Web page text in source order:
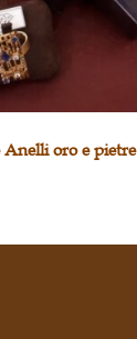
Anelli oro e pietre